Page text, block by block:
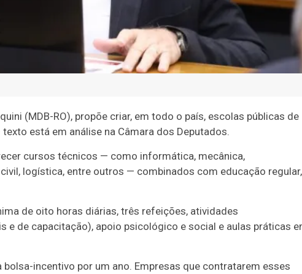
(MDB-RO), propõe criar, em todo o país, escolas públicas de
está em análise na Câmara dos Deputados.
cursos técnicos — como informática, mecânica,
logística, entre outros — combinados com educação regular,
de oito horas diárias, três refeições, atividades
de capacitação), apoio psicológico e social e aulas práticas
incentivo por um ano. Empresas que contratarem esses